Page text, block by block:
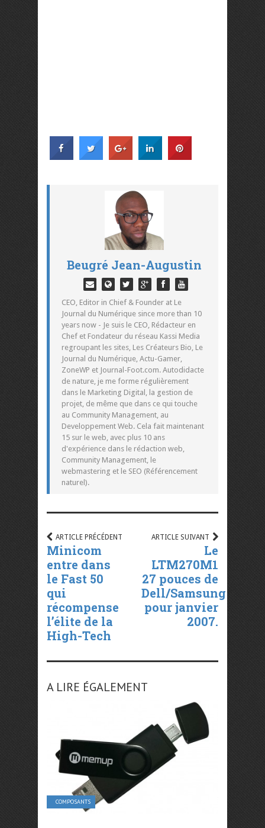
Beugré Jean-Augustin
CEO, Editor in Chief & Founder at Le
Journal du Numérique since more than 10
years now - Je suis le CEO, Rédacteur en
Chef et Fondateur du réseau Kassi Media
regroupant les sites, Les Créateurs Bio, Le
Journal du Numérique, Actu-Gamer,
ZoneWP et Journal-Foot.com. Autodidacte
de nature, je me forme régulièrement
dans le Marketing Digital, la gestion de
projet, de même que dans ce qui touche
au Community Management, au
Developpement Web. Cela fait maintenant
15 sur le web, avec plus 10 ans
d'expérience dans le rédaction web,
Community Management, le
webmastering et le SEO (Référencement
naturel).
ARTICLE PRÉCÉDENT
Minicom
entre dans
le Fast 50
qui
récompense
l’élite de la
High-Tech
ARTICLE SUIVANT
Le
LTM270M1
27 pouces de
Dell/Samsung
pour janvier
2007.
A LIRE ÉGALEMENT
COMPOSANTS